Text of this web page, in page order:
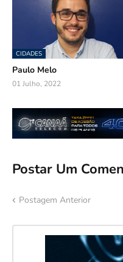
CIDADES
Paulo Melo
01 Julho, 2022
Postar Um
Postagem Anterior